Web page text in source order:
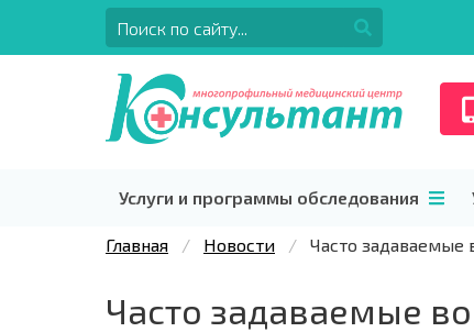
Услуги и программы обследования
Главная Новости Часто задаваемые
Часто задаваемые